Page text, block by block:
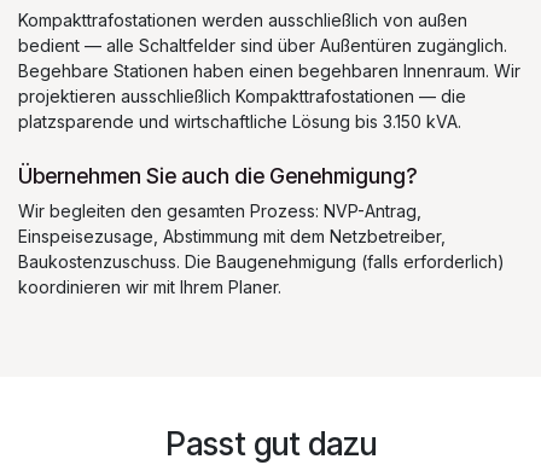
Kompakttrafostationen werden ausschließlich von außen
bedient — alle Schaltfelder sind über Außentüren zugänglich.
Begehbare Stationen haben einen begehbaren Innenraum. Wir
projektieren ausschließlich Kompakttrafostationen — die
platzsparende und wirtschaftliche Lösung bis 3.150 kVA.
Übernehmen Sie auch die Genehmigung?
Wir begleiten den gesamten Prozess: NVP-Antrag,
Einspeisezusage, Abstimmung mit dem Netzbetreiber,
Baukostenzuschuss. Die Baugenehmigung (falls erforderlich)
koordinieren wir mit Ihrem Planer.
Passt gut dazu